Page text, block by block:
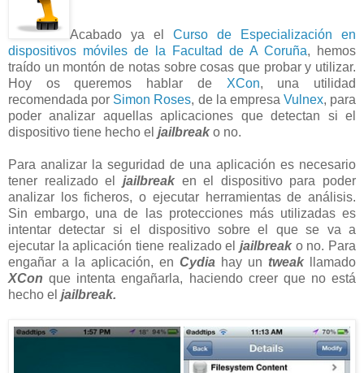
Acabado ya el Curso de Especialización en
dispositivos móviles de la Facultad de A Coruña, hemos
traído un montón de notas sobre cosas que probar y utilizar.
Hoy os queremos hablar de XCon, una utilidad
recomendada por Simon Roses, de la empresa Vulnex, para
poder analizar aquellas aplicaciones que detectan si el
dispositivo tiene hecho el jailbreak o no.
Para analizar la seguridad de una aplicación es necesario
tener realizado el jailbreaken el dispositivo para poder
analizar los ficheros, o ejecutar herramientas de análisis.
Sin embargo, una de las protecciones más utilizadas es
intentar detectar si el dispositivo sobre el que se va a
ejecutar la aplicación tiene realizado el jailbreak o no. Para
engañar a la aplicación, en Cydia hay un tweak llamado
XCon que intenta engañarla, haciendo creer que no está
hecho el jailbreak.